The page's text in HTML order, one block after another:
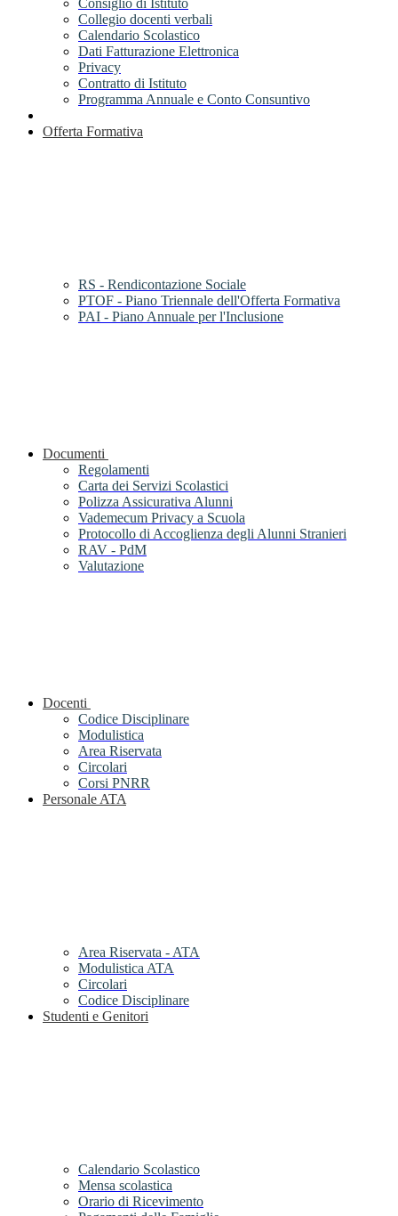
Consiglio di Istituto
Collegio docenti verbali
Calendario Scolastico
Dati Fatturazione Elettronica
Privacy
Contratto di Istituto
Programma Annuale e Conto Consuntivo
Offerta Formativa
RS - Rendicontazione Sociale
PTOF - Piano Triennale dell'Offerta Formativa
PAI - Piano Annuale per l'Inclusione
Documenti
Regolamenti
Carta dei Servizi Scolastici
Polizza Assicurativa Alunni
Vademecum Privacy a Scuola
Protocollo di Accoglienza degli Alunni Stranieri
RAV - PdM
Valutazione
Docenti
Codice Disciplinare
Modulistica
Area Riservata
Circolari
Corsi PNRR
Personale ATA
Area Riservata - ATA
Modulistica ATA
Circolari
Codice Disciplinare
Studenti e Genitori
Calendario Scolastico
Mensa scolastica
Orario di Ricevimento